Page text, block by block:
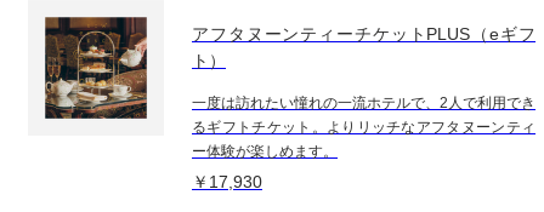
アフタヌーンティーチケットPLUS（eギフ
ト）
一度は訪れたい憧れの一流ホテルで、2人で利用でき
るギフトチケット。よりリッチなアフタヌーンティ
ー体験が楽しめます。
￥17,930